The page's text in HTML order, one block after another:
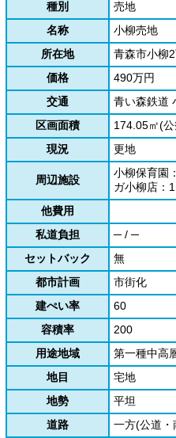
種別
売地
名称
小柳売地
所在地
青森市小柳2
価格
490万円
交通
青い森鉄道
区画面積
174.05㎡(公
現況
更地
周辺施設
小柳保育園
ガ小柳店：
他費用
私道負担
─ / ─
セットバック
無
都市計画
市街化
建ぺい率
60
容積率
200
用途地域
第一種中高
地目
宅地
地勢
平坦
道路
一方(公道・